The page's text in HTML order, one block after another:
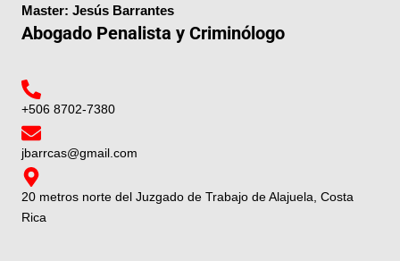
Master: Jesús Barrantes
Abogado Penalista y Criminólogo
+506 8702-7380
jbarrcas@gmail.com
20 metros norte del Juzgado de Trabajo de Alajuela, Costa
Rica